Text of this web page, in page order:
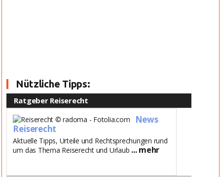
Nützliche Tipps:
Ratgeber Reiserecht
News
Reiserecht
Aktuelle Tipps, Urteile und Rechtsprechungen rund
um das Thema Reiserecht und Urlaub ... mehr